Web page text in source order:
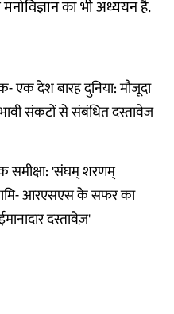
का भी अध्ययन है.
एक देश बारह दुनिया: मौजूदा
संकटों से संबंधित दस्तावेज
समीक्षा: 'संघम् शरणम्
आरएसएस के सफर का
दस्तावेज़'